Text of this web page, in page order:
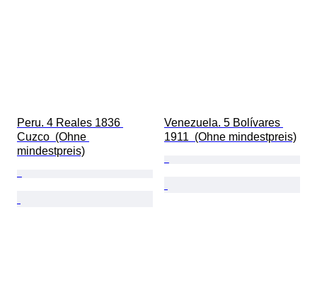
Peru. 4 Reales 1836
Cuzco  (Ohne
mindestpreis)
Venezuela. 5 Bolívares
1911  (Ohne mindestpreis)